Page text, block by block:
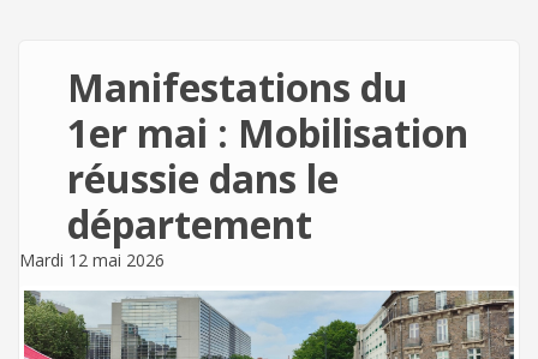
Manifestations du
1er mai : Mobilisation
réussie dans le
département
Mardi 12 mai 2026